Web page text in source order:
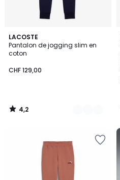
LACOSTE
Pantalon de jogging slim en
coton
CHF 129,00
4,2
/ 5
6
Couleurs
4,2
/